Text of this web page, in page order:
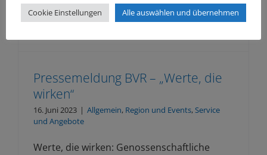
Pressemeldung BVR – „Werte, die
wirken“
16. Juni 2023 | Allgemein, Region und Events,Service
und Angebote
Werte, die wirken: Genossenschaftliche
Cookie Einstellungen Alle auswählen und übernehmen